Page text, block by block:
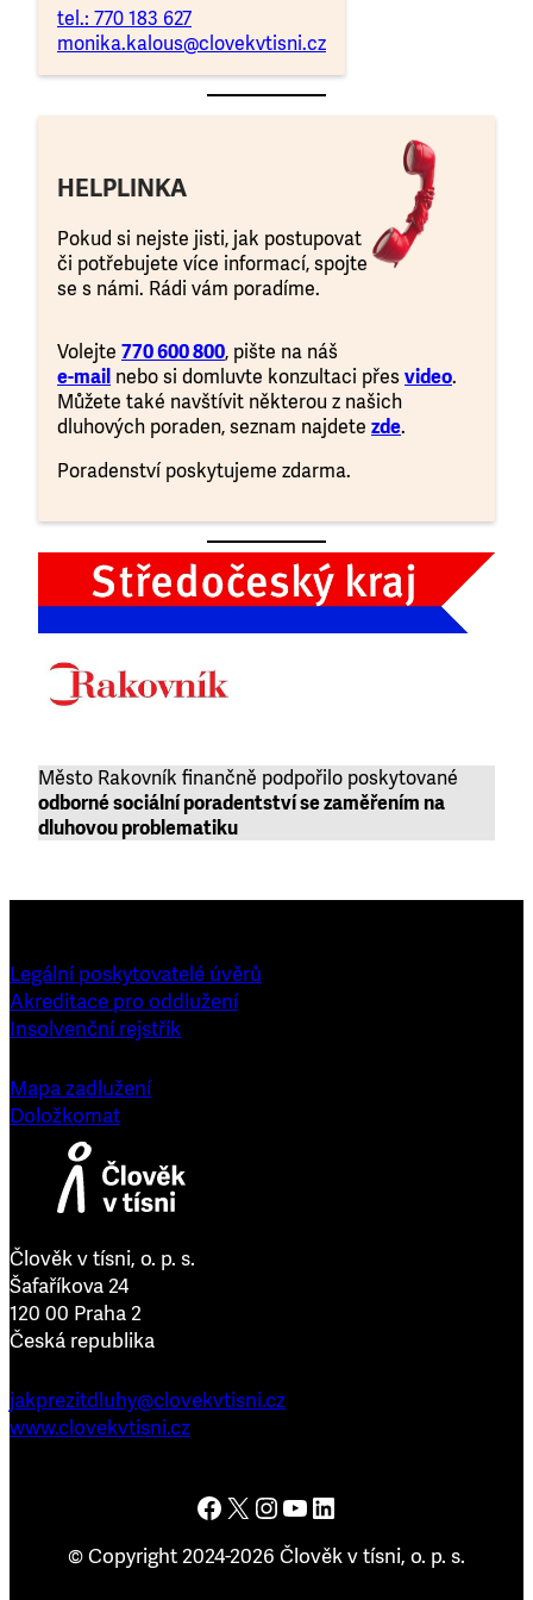
tel.: 770 183 627
monika.kalous@clovekvtisni.cz
HELPLINKA
Pokud si nejste jisti, jak postupovat
či potřebujete více informací, spojte
se s námi. Rádi vám poradíme.
Volejte 770 600 800, pište na náš
e-mail nebo si domluvte konzultaci přes video.
Můžete také navštívit některou z našich
dluhových poraden, seznam najdete zde.
Poradenství poskytujeme zdarma.
Město Rakovník finančně podpořilo poskytované
odborné sociální poradentství se zaměřením na
dluhovou problematiku
Legální poskytovatelé úvěrů
Akreditace pro oddlužení
Insolvenční rejstřík
Mapa zadlužení
Doložkomat
Člověk v tísni, o. p. s.
Šafaříkova 24
120 00 Praha 2
Česká republika
jakprezitdluhy@clovekvtisni.cz
www.clovekvtisni.cz
Člověk v tísni na Facebooku Člověk v tísni na platformě X Člověk v tísni na Instagramu Člověk v tísni na YouTube Člověk v tísni na LinkedInu
© Copyright 2024-2026 Člověk v tísni, o. p. s.